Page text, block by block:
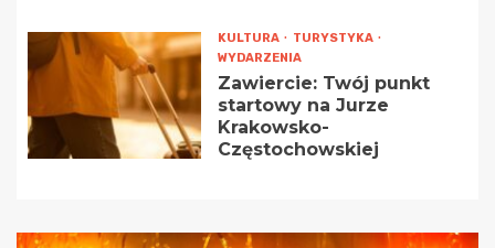
KULTURA
TURYSTYKA
WYDARZENIA
Zawiercie: Twój punkt
startowy na Jurze
Krakowsko-
Częstochowskiej